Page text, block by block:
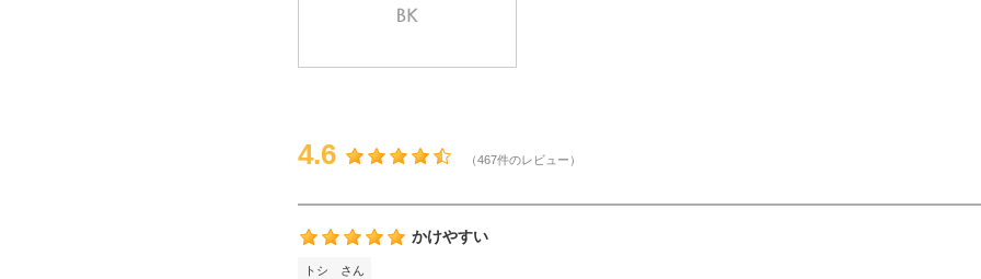
4.6 （467件のレビュー）
かけやすい
トシ さん